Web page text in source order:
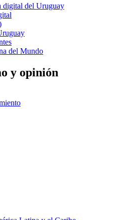
del Uruguay
del Mundo
y opinión